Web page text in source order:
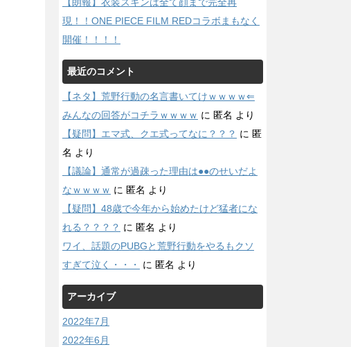
現！！ONE PIECE FILM REDコラボまもなく
開催！！！！
最近のコメント
【ネタ】荒野行動の名言書いてけｗｗｗｗ⇐
みんなの回答がコチラｗｗｗｗ に 匿名 より
【疑問】エマ式、クエ式ってなに？？？ に 匿
名 より
【議論】通常が過疎った理由は●●のせいだよ
なｗｗｗｗ に 匿名 より
【疑問】48歳で今年から始めたけど猛者にな
れる？？？？ に 匿名 より
ワイ、話題のPUBGと荒野行動をやるもクソ
すぎて泣く・・・
に 匿名 より
アーカイブ
2022年7月
2022年6月